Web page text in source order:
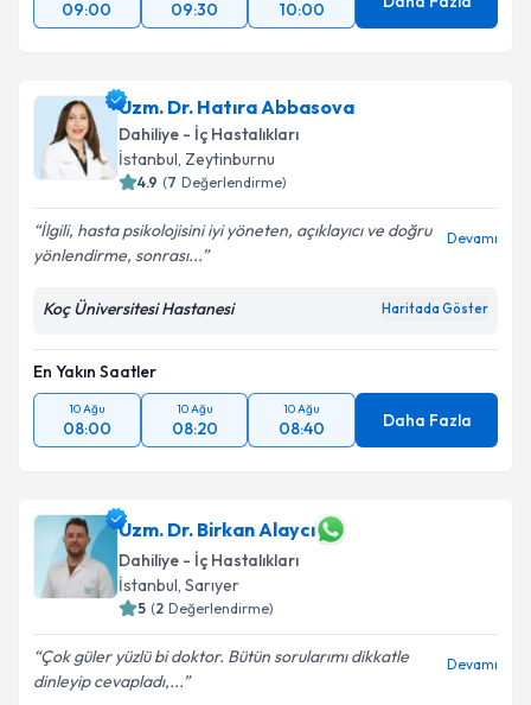
09:00 09:30 10:00
Uzm. Dr. Hatıra Abbasova
Dahiliye - İç Hastalıkları
İstanbul, Zeytinburnu
4.9 (7 Değerlendirme)
İlgili, hasta psikolojisini iyi yöneten, açıklayıcı ve doğru
yönlendirme, sonrası...
Devamı
Koç Üniversitesi Hastanesi Haritada Göster
En Yakın Saatler
10 Ağu
08:00
10 Ağu
08:20
10 Ağu
08:40 Daha Fazla
Uzm. Dr. Birkan Alaycı
Dahiliye - İç Hastalıkları
İstanbul, Sarıyer
5 (2 Değerlendirme)
Çok güler yüzlü bi doktor. Bütün sorularımı dikkatle
dinleyip cevapladı,...
Devamı